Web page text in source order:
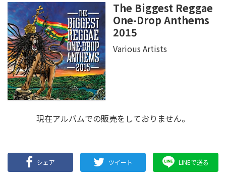
The Biggest Reggae
One-Drop Anthems
2015
Various Artists
現在アルバムでの販売をしておりません。
シェア ツイート LINEで送る